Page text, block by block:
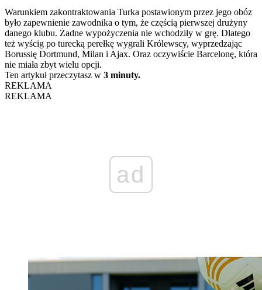
Warunkiem zakontraktowania Turka postawionym przez jego obóz
było zapewnienie zawodnika o tym, że częścią pierwszej drużyny
danego klubu. Żadne wypożyczenia nie wchodziły w grę. Dlatego
też wyścig po turecką perełkę wygrali Królewscy, wyprzedzając
Borussię Dortmund, Milan i Ajax. Oraz oczywiście Barcelonę, która
nie miała zbyt wielu opcji.
Ten artykuł przeczytasz w 3 minuty.
REKLAMA
REKLAMA
ad